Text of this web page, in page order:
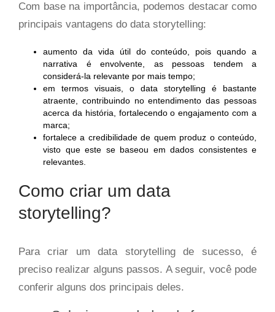
Com base na importância, podemos destacar como
principais vantagens do data storytelling:
aumento da vida útil do conteúdo, pois quando a
narrativa é envolvente, as pessoas tendem a
considerá-la relevante por mais tempo;
em termos visuais, o data storytelling é bastante
atraente, contribuindo no entendimento das pessoas
acerca da história, fortalecendo o engajamento com a
marca;
fortalece a credibilidade de quem produz o conteúdo,
visto que este se baseou em dados consistentes e
relevantes.
Como criar um data
storytelling?
Para criar um data storytelling de sucesso, é
preciso realizar alguns passos. A seguir, você pode
conferir alguns dos principais deles.